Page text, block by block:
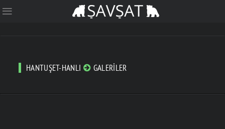
HANTUŞET-HANLI GALERILER